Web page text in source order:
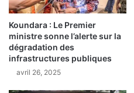
n
d
e
c
r
é
s
i
m
u
Koundara : Le Premier
ministre sonne l’alerte sur la
dégradation des
infrastructures publiques
avril 26, 2025